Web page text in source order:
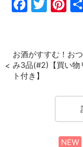
F
e
b
o
T
er
Pi
e
st
お酒がすすむ！おつ
み3品(#2)【買い物
ト付き】
NEW